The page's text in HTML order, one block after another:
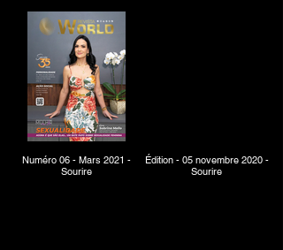
Numéro 06 - Mars 2021 -
Sourire
Édition - 05 novembre 2020 -
Sourire